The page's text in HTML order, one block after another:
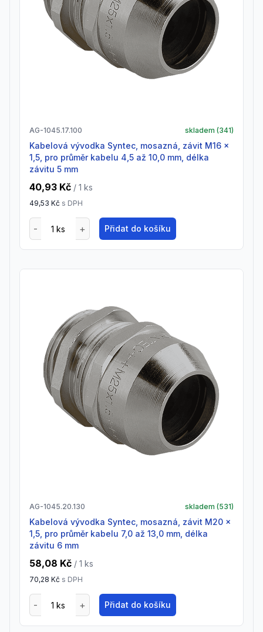
AG-1045.17.100 skladem (341)
Kabelová vývodka Syntec, mosazná, závit M16 x
1,5, pro průměr kabelu 4,5 až 10,0 mm, délka
závitu 5 mm
40,93 Kč / 1 ks
49,53 Kč s DPH
Přidat do košíku
AG-1045.20.130 skladem (531)
Kabelová vývodka Syntec, mosazná, závit M20 x
1,5, pro průměr kabelu 7,0 až 13,0 mm, délka
závitu 6 mm
58,08 Kč / 1 ks
70,28 Kč s DPH
Přidat do košíku